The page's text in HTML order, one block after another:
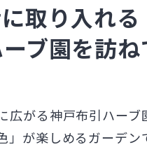
取り入れ
ブ園を訪
がる神戸布引ハー
が楽しめるガーデン